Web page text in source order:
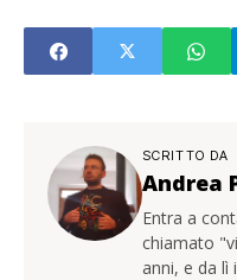
SCRITTO DA
Andrea
Entra a
chiamato
anni, e da lì